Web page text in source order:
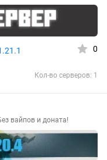
0
Кол-во серверов: 1
вайпов и доната!